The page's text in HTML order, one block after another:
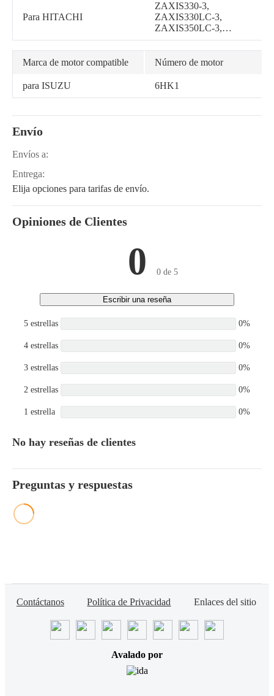
Para HITACHI
ZAXIS330-3,
ZAXIS330LC-3,
ZAXIS350LC-3,
ZAXIS330-3-EX,
ZAXIS330-AP-EX,
ZAXIS330-EX,
ZAXIS330LC-DH,
ZAXIS350H-3,
Marca de motor compatible Número de motor
para ISUZU 6HK1
Envío
Envíos a:
Entrega:
Elija opciones para tarifas de envío.
Opiniones de Clientes
0 0 de 5
Escribir una reseña
5 estrellas 0%
4 estrellas 0%
3 estrellas 0%
2 estrellas 0%
1 estrella 0%
No hay reseñas de clientes
Preguntas y respuestas
Contáctanos Política de Privacidad Enlaces del sitio
Avalado por